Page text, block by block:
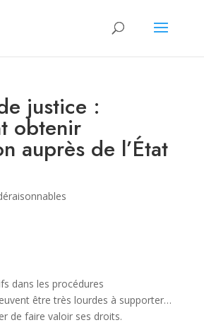
justice :
obtenir
auprès de l’État
dans les procédures
être très lourdes à supporter…
de faire valoir ses droits.